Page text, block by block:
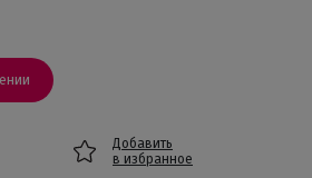
Добавить
в избранное